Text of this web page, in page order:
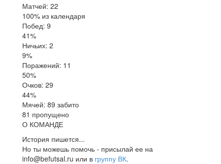
Матчей: 22
100% из календаря
Побед: 9
41%
Ничьих: 2
9%
Поражений: 11
50%
Очков: 29
44%
Мячей: 89 забито
81 пропущено
О КОМАНДЕ
История пишется...
Но ты можешь помочь - присылай ее на
info@befutsal.ru или в группу ВК.